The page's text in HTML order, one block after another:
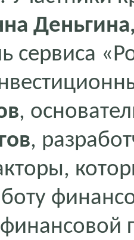
сервиса
,
,